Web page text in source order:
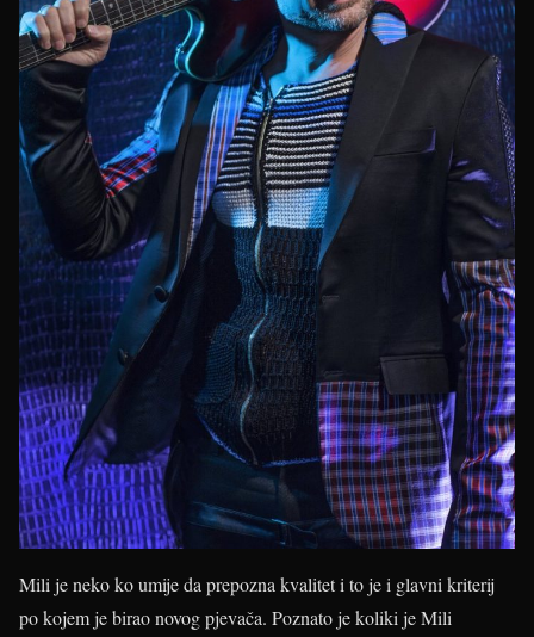
Mili je neko ko umije da prepozna kvalitet i to je i glavni kriterij
po kojem je birao novog pjevača. Poznato je koliki je Mili